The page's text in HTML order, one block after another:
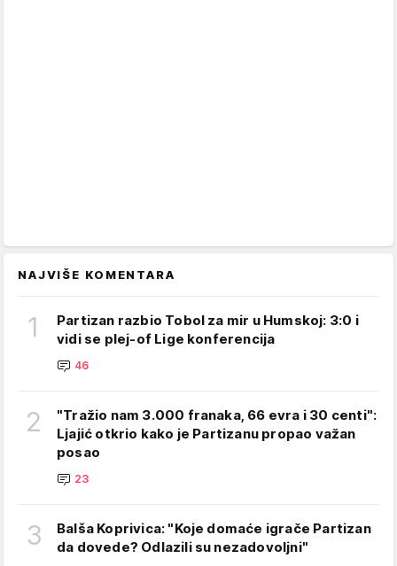
NAJVIŠE KOMENTARA
1
Partizan razbio Tobol za mir u Humskoj: 3:0 i
vidi se plej-of Lige konferencija
46
2
"Tražio nam 3.000 franaka, 66 evra i 30 centi":
Ljajić otkrio kako je Partizanu propao važan
posao
23
3
Balša Koprivica: "Koje domaće igrače Partizan
da dovede? Odlazili su nezadovoljni"